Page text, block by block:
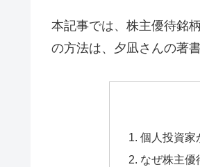
本記事では、株主優待銘
の方法は、夕凪さんの著
個人投資家
なぜ株主優